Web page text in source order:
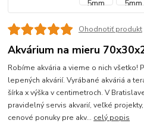
Ohodnotiť produkt
Akvárium na mieru
Robíme akvária a vieme o nich všetko!
lepených akvárií. Vyrábané akváriá a
šírka x výška v centimetroch. V
pravidelný servis akvarií, veľké
cenové ponuky pre akv... celý popis